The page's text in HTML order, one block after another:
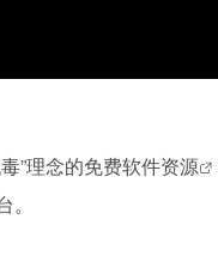
”理念的免费软件资源